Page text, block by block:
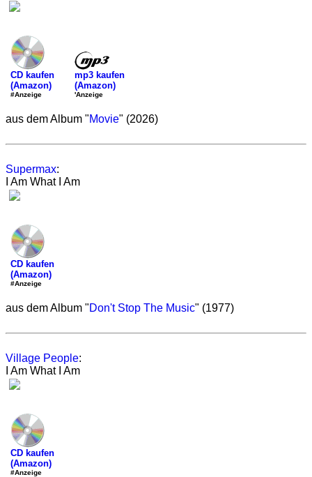
CD kaufen
(Amazon)
#Anzeige
mp3 kaufen
(Amazon)
'Anzeige
aus dem Album "Movie" (2026)
Supermax:
I Am What I Am
CD kaufen
(Amazon)
#Anzeige
aus dem Album "Don't Stop The Music" (1977)
Village People:
I Am What I Am
CD kaufen
(Amazon)
#Anzeige